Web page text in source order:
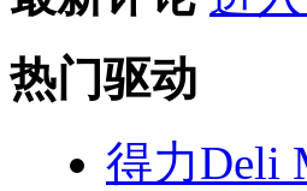
热门驱动
得力Deli